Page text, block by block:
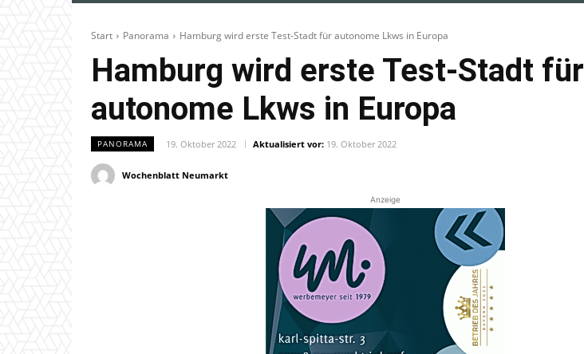
Start Panorama Hamburg wird erste Test-Stadt für autonome Lkws in Europa
Hamburg wird erste Test-Stadt für
autonome Lkws in Europa
PANORAMA 19. Oktober 2022 Aktualisiert vor: 19. Oktober 2022
Wochenblatt Neumarkt
Anzeige